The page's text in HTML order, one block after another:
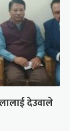
देउवाले